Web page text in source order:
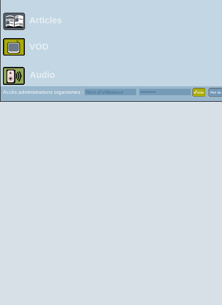
Articles
VOD
Audio
Accès administrations organismes :